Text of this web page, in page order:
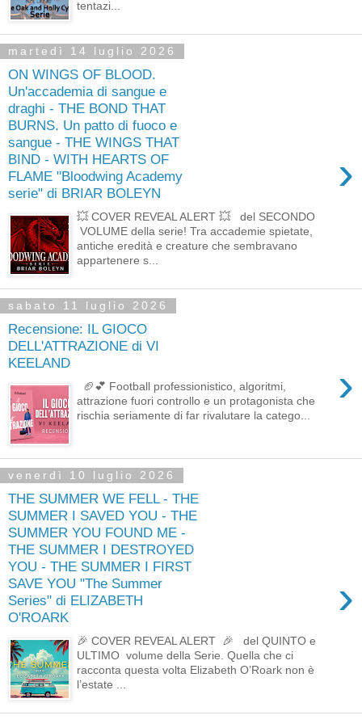
tentazi...
martedì 14 luglio 2026
ON WINGS OF BLOOD.
Un'accademia di sangue e
draghi - THE BOND THAT
BURNS. Un patto di fuoco e
sangue - THE WINGS THAT
BIND - WITH HEARTS OF
FLAME "Bloodwing Academy
serie" di BRIAR BOLEYN
›
💥 COVER REVEAL ALERT 💥 del SECONDO
VOLUME della serie! Tra accademie spietate,
antiche eredità e creature che sembravano
appartenere s...
sabato 11 luglio 2026
Recensione: IL GIOCO
DELL'ATTRAZIONE di VI
KEELAND
›
🏈💕 Football professionistico, algoritmi,
attrazione fuori controllo e un protagonista che
rischia seriamente di far rivalutare la catego...
venerdì 10 luglio 2026
THE SUMMER WE FELL - THE
SUMMER I SAVED YOU - THE
SUMMER YOU FOUND ME -
THE SUMMER I DESTROYED
YOU - THE SUMMER I FIRST
SAVE YOU "The Summer
Series" di ELIZABETH
O'ROARK
›
🎉 COVER REVEAL ALERT 🎉 del QUINTO e
ULTIMO volume della Serie. Quella che ci
racconta questa volta Elizabeth O’Roark non è
l’estate ...